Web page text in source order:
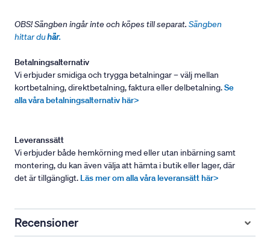
OBS! Sängben ingår inte och köpes till separat. Sängben
hittar duhär.
Betalningsalternativ
Vi erbjuder smidiga och trygga betalningar – välj mellan
kortbetalning, direktbetalning, faktura eller delbetalning.Se
alla våra betalningsalternativ här>
Leveranssätt
Vi erbjuder både hemkörning med eller utan inbärning samt
montering, du kan även välja att hämta i butik eller lager, där
det är tillgängligt. Läs mer om alla våra leveransätt här>
Recensioner